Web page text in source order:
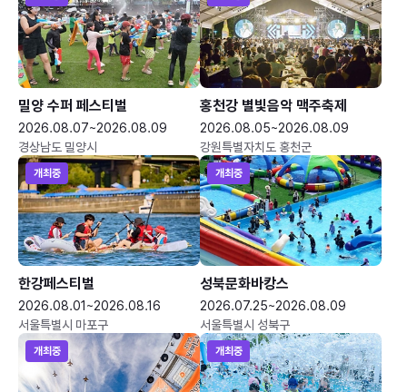
밀양 수퍼 페스티벌
2026.08.07~2026.08.09
경상남도 밀양시
홍천강 별빛음악 맥주축제
2026.08.05~2026.08.09
강원특별자치도 홍천군
개최중
한강페스티벌
2026.08.01~2026.08.16
서울특별시 마포구
개최중
성북문화바캉스
2026.07.25~2026.08.09
서울특별시 성북구
개최중 개최중